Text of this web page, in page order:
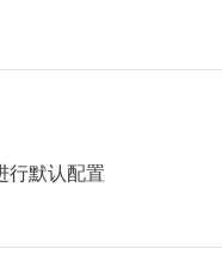
行默认配置